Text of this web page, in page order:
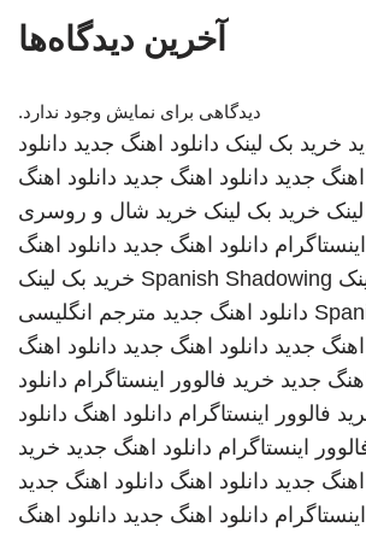
آخرین دیدگاه‌ها
دیدگاهی برای نمایش وجود ندارد.
خرید بک لینک دانلود اهنگ جدید دانلود
اهنگ جدید دانلود اهنگ جدید دانلود اهنگ
خرید بک لینک خرید شال و روسری
دانلود اهنگ جدید دانلود اهنگ
Spanish Shadowing خرید بک لینک
دانلود اهنگ جدید مترجم انگلیسی
اهنگ جدید دانلود اهنگ جدید دانلود اهنگ
جدید خرید فالوور اینستاگرام دانلود
فالوور اینستاگرام دانلود اهنگ دانلود
اینستاگرام دانلود اهنگ جدید خرید
اهنگ جدید دانلود اهنگ دانلود اهنگ جدید
دانلود اهنگ جدید دانلود اهنگ